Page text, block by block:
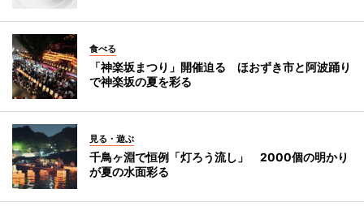
食べる
「神楽坂まつり」開催迫る ほおずき市と阿波踊り
で神楽坂の夏を彩る
見る・遊ぶ
千鳥ヶ淵で恒例「灯ろう流し」 2000個の明かり
が夏の水面彩る